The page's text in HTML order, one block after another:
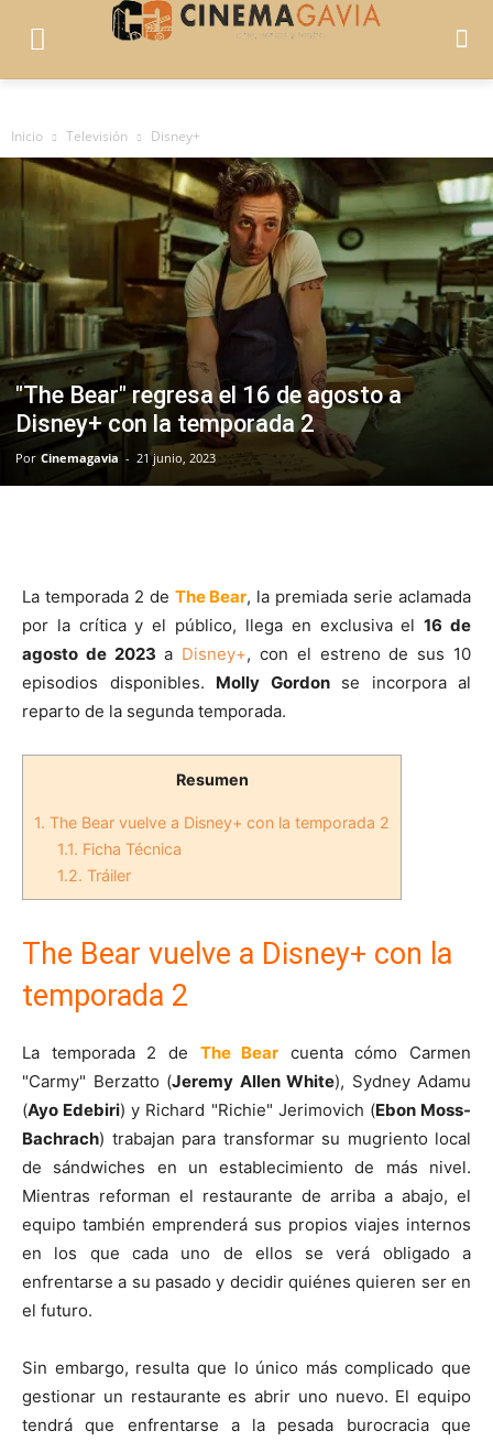
Inicio Televisión Disney+
"The Bear" regresa el 16 de agosto a
Disney+ con la temporada 2
Por Cinemagavia - 21 junio, 2023
La temporada 2 de The Bear, la premiada serie aclamada
por la crítica y el público, llega en exclusiva el16 de
agosto de 2023 a Disney+, con el estreno de sus 10
episodios disponibles. Molly Gordonse incorpora al
reparto de la segunda temporada.
Resumen
1. The Bear vuelve a Disney+ con la temporada 2
1.1. Ficha Técnica
1.2. Tráiler
The Bear vuelve a Disney+ con la
temporada 2
La temporada 2 de The Bear cuenta cómo Carmen
"Carmy" Berzatto (Jeremy Allen White), Sydney Adamu
(Ayo Edebiri) y Richard "Richie" Jerimovich (Ebon Moss-
Bachrach) trabajan para transformar su mugriento local
de sándwiches en un establecimiento de más nivel.
Mientras reforman el restaurante de arriba a abajo, el
equipo también emprenderá sus propios viajes internos
en los que cada uno de ellos se verá obligado a
enfrentarse a su pasado y decidir quiénes quieren ser en
el futuro.
Sin embargo, resulta que lo único más complicado que
gestionar un restaurante es abrir uno nuevo. El equipo
tendrá que enfrentarse a la pesada burocracia que